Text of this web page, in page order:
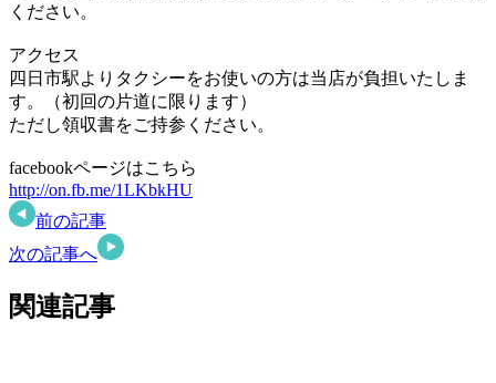
ください。
アクセス
四日市駅よりタクシーをお使いの方は当店が負担いたしま
す。（初回の片道に限ります）
ただし領収書をご持参ください。
facebookページはこちら
http://on.fb.me/1LKbkHU
前の記事
次の記事へ
関連記事